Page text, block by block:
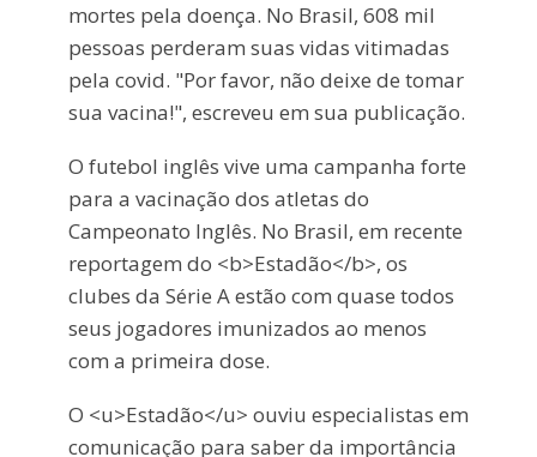
mortes pela doença. No Brasil, 608 mil
pessoas perderam suas vidas vitimadas
pela covid. "Por favor, não deixe de tomar
sua vacina!", escreveu em sua publicação.
O futebol inglês vive uma campanha forte
para a vacinação dos atletas do
Campeonato Inglês. No Brasil, em recente
reportagem do <b>Estadão</b>, os
clubes da Série A estão com quase todos
seus jogadores imunizados ao menos
com a primeira dose.
O <u>Estadão</u> ouviu especialistas em
comunicação para saber da importância